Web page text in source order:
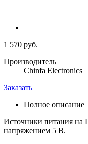
1 570 руб.
Производитель
Chinfa Electronics
Заказать
Полное описание
Источники питания на
напряжением 5 В.